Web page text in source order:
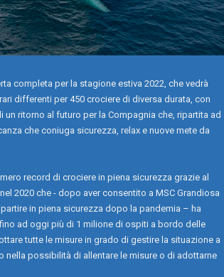
completa per la stagione estiva 2022, che vedrà
differenti per 450 crociere di diversa durata, con
ritorno al futuro per la Compagnia che, ripartita ad
che coniuga sicurezza, relax e nuove mete da
record di crociere in piena sicurezza grazie al
2020 che - dopo aver consentito a MSC Grandiosa
in piena sicurezza dopo la pandemia – ha
ad oggi più di 1 milione di ospiti a bordo delle
tutte le misure in grado di gestire la situazione a
nella possibilità di allentare le misure o di adottarne